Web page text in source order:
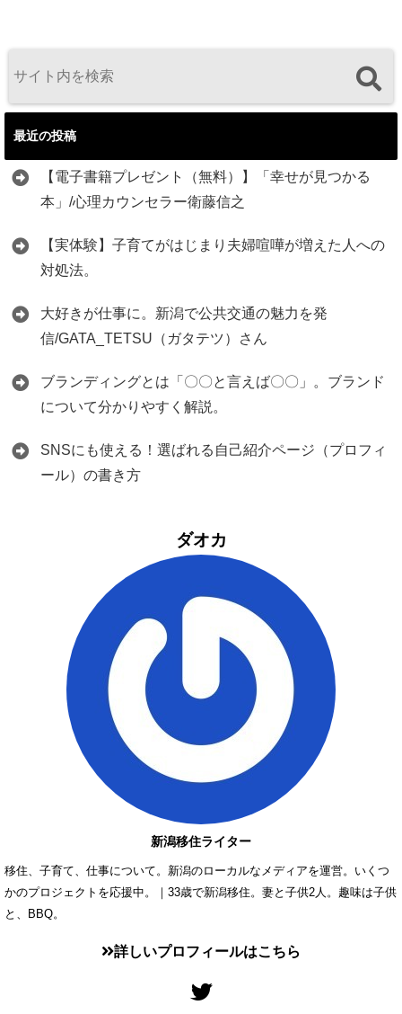
最近の投稿
【電子書籍プレゼント（無料）】「幸せが見つかる
本」/心理カウンセラー衛藤信之
【実体験】子育てがはじまり夫婦喧嘩が増えた人への
対処法。
大好きが仕事に。新潟で公共交通の魅力を発
信/GATA_TETSU（ガタテツ）さん
ブランディングとは「〇〇と言えば〇〇」。ブランド
について分かりやすく解説。
SNSにも使える！選ばれる自己紹介ページ（プロフィ
ール）の書き方
ダオカ
新潟移住ライター
移住、子育て、仕事について。新潟のローカルなメディアを運営。いくつ
かのプロジェクトを応援中。｜33歳で新潟移住。妻と子供2人。趣味は子供
と、BBQ。
詳しいプロフィールはこちら